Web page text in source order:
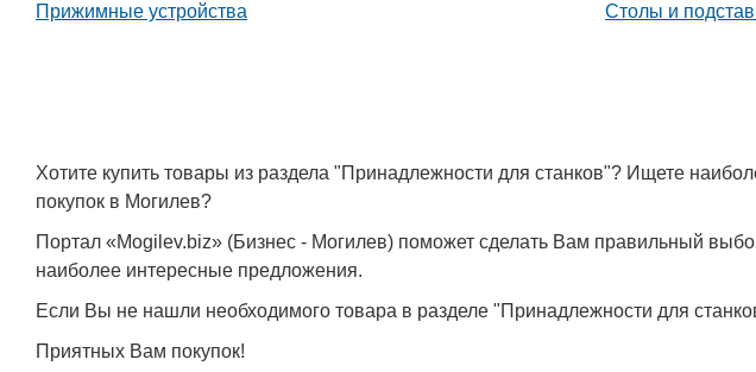
Прижимные устройства
Столы и
Хотите купить товары из раздела "Принадлежности для станков"? Ищете
покупок в Могилев?
Портал «Mogilev.biz» (Бизнес - Могилев) поможет сделать Вам правильный
наиболее интересные предложения.
Если Вы не нашли необходимого товара в разделе "Принадлежности для
Приятных Вам покупок!